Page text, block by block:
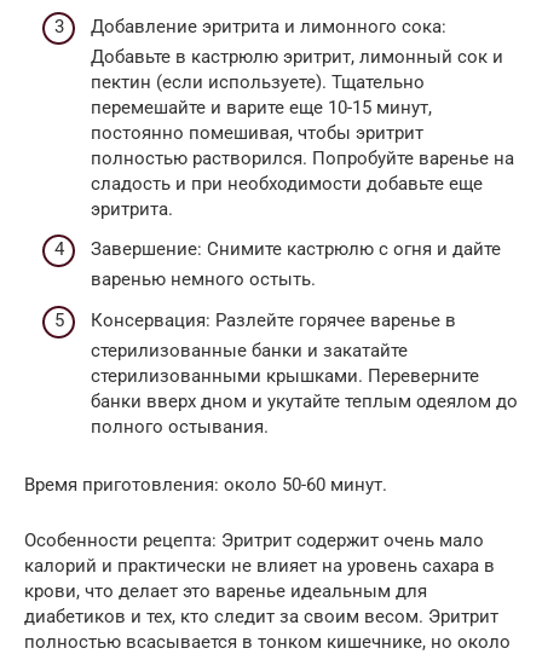
Добавление эритрита и лимонного сока:
Добавьте в кастрюлю эритрит, лимонный сок и
пектин (если используете). Тщательно
перемешайте и варите еще 10-15 минут,
постоянно помешивая, чтобы эритрит
полностью растворился. Попробуйте варенье на
сладость и при необходимости добавьте еще
эритрита.
Завершение: Снимите кастрюлю с огня и дайте
варенью немного остыть.
Консервация: Разлейте горячее варенье в
стерилизованные банки и закатайте
стерилизованными крышками. Переверните
банки вверх дном и укутайте теплым одеялом до
полного остывания.
Время приготовления: около 50-60 минут.
Особенности рецепта: Эритрит содержит очень мало
калорий и практически не влияет на уровень сахара в
крови, что делает это варенье идеальным для
диабетиков и тех, кто следит за своим весом. Эритрит
полностью всасывается в тонком кишечнике, но около